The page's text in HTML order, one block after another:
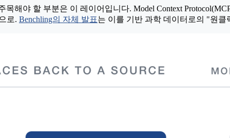
해야 할 부분은 이 레이어입니다. Model Context
로. Benchling의 자체 발표는 이를 기반 과학 데이터로의 "원